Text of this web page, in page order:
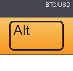
BTC/USD